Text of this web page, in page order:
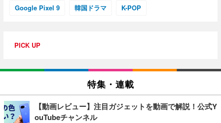
Google Pixel 9 韓国ドラマ K-POP
PICK UP
特集・連載
【動画レビュー】注目ガジェットを動画で解説！公式Y
ouTubeチャンネル